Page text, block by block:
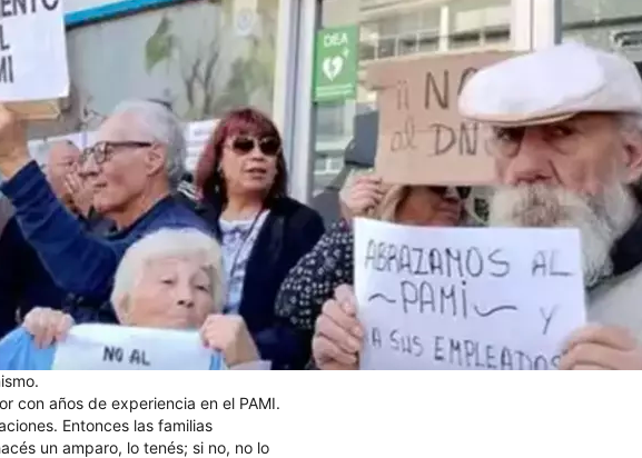
con años de experiencia en el PAMI.
Entonces las familias
un amparo, lo tenés; si no, no lo